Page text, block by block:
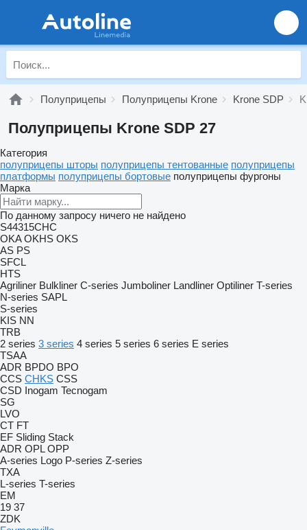
Полуприцепы Полуприцепы Krone Krone SDP
Полуприцепы Krone SDP 27
Категория
полуприцепы шторы полуприцепы тентованные полуприцепы
платформы полуприцепы бортовые полуприцепы фургоны
Марка
По данному запросу ничего не найдено
S44315CHC
OKA OKHS OKS
AS PS
SFCL
HTS
Agriliner Bulkliner C-series Jumboliner Landliner Optiliner T-series
N-series SAPL
S-series
KIS NN
TRB
2 series 3 series 4 series 5 series 6 series E series
TSAA
ADR BPDO BPO
CCS CHKS CSS
CSD Inogam Tecnogam
SG
LVO
CT FT
EF Sliding Stack
ADR OPL OPP
A-series Logo P-series Z-series
TXA
L-series T-series
EM
19 37
ZDK